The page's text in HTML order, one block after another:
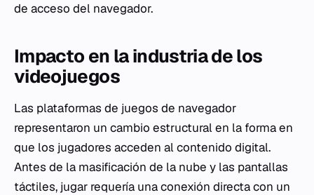
de acceso del navegador.
Impacto en la industria de los
videojuegos
Las plataformas de juegos de navegador
representaron un cambio estructural en la forma en
que los jugadores acceden al contenido digital.
Antes de la masificación de la nube y las pantallas
táctiles, jugar requería una conexión directa con un